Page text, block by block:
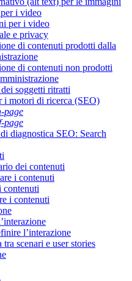
i video
per i video
e privacy
di contenuti prodotti dalla
di contenuti non prodotti
soggetti ritratti
i motori di ricerca (SEO)
page
page
diagnostica SEO: Search
dei contenuti
i contenuti
contenuti
i contenuti
l’interazione
scenari e user stories